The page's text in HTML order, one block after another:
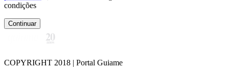
condições
Continuar
COPYRIGHT 2018 | Portal Guiame